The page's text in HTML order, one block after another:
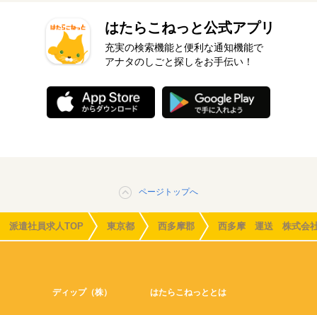
はたらこねっと公式アプリ
充実の検索機能と便利な通知機能で
アナタのしごと探しをお手伝い！
ページトップへ
派遣社員求人TOP 東京都 西多摩郡 西多摩 運送 株式会
ディップ（株） はたらこねっととは